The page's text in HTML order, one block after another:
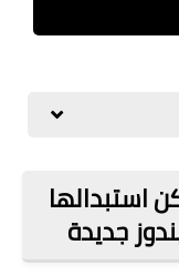
من الانترنت
اصطناعي
استبدالها
جديدة